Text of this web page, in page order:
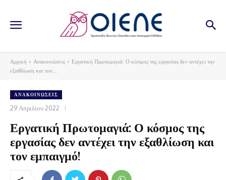
Αρχική Ανακοινώσεις
Εργατική Πρωτομαγιά: Ο κόσμος της εργασίας δεν αντέχει την
εξαθλίωση και τον...
ΑΝΑΚΟΙΝΏΣΕΙΣ
29 Απριλίου 2022
Εργατική Πρωτομαγιά: Ο κόσμος της
εργασίας δεν αντέχει την εξαθλίωση και
τον εμπαιγμό!